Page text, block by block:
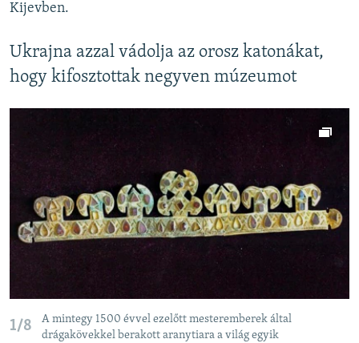
Kijevben.
Ukrajna azzal vádolja az orosz katonákat,
hogy kifosztottak negyven múzeumot
1/8
A mintegy 1500 évvel ezelőtt mesteremberek által
drágakövekkel berakott aranytiara a világ egyik